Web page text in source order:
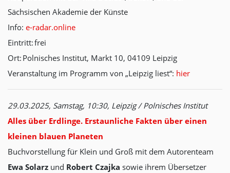
Sächsischen Akademie der Künste
Info: e-radar.online
Eintritt: frei
Ort: Polnisches Institut, Markt 10, 04109 Leipzig
Veranstaltung im Programm von „Leipzig liest“: hier
29.03.2025, Samstag, 10:30, Leipzig / Polnisches Institut
Alles über Erdlinge. Erstaunliche Fakten über einen
kleinen blauen Planeten
Buchvorstellung für Klein und Groß mit dem Autorenteam
Ewa Solarz und Robert Czajka sowie ihrem Übersetzer